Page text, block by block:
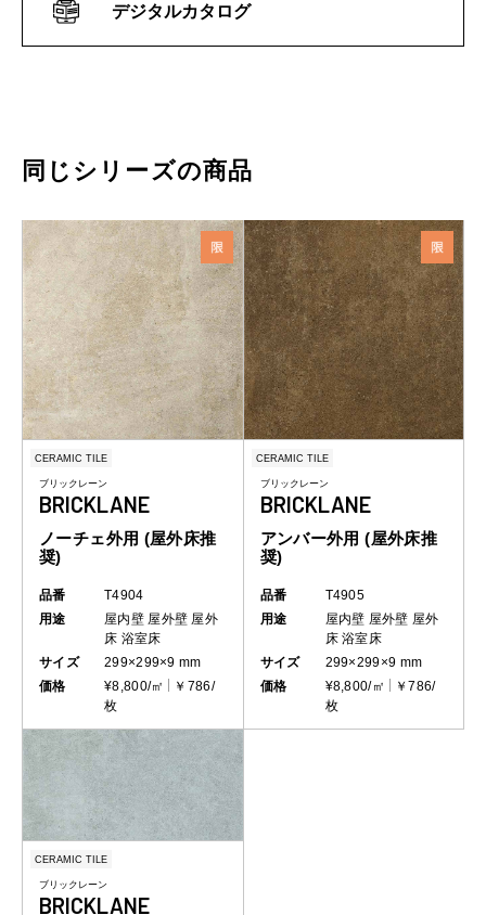
デジタルカタログ
同じシリーズの商品
CERAMIC TILE
ブリックレーン
BRICKLANE
ノーチェ外用 (屋外床推
奨)
品番
T4904
用途
屋内壁 屋外壁 屋外
床 浴室床
サイズ
299×299×9 mm
価格
¥8,800/㎡
￥786/
枚
CERAMIC TILE
ブリックレーン
BRICKLANE
アンバー外用 (屋外床推
奨)
品番
T4905
用途
屋内壁 屋外壁 屋外
床 浴室床
サイズ
299×299×9 mm
価格
¥8,800/㎡
￥786/
枚
CERAMIC TILE
ブリックレーン
BRICKLANE